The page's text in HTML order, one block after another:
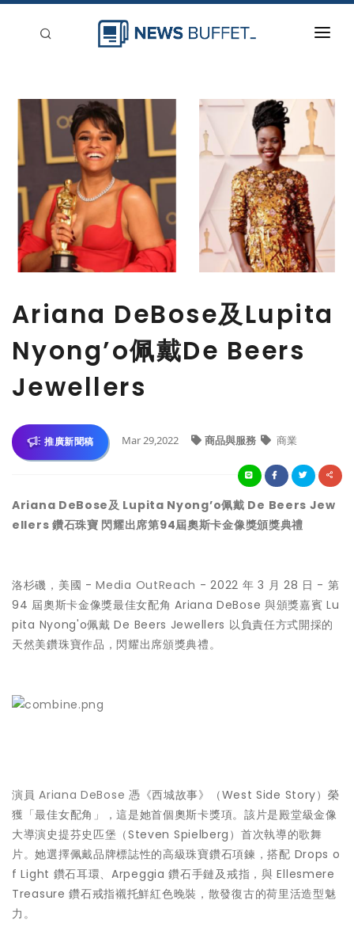
新聞稿分類
Ariana DeBose及Lupita
Nyong’o佩戴De Beers
Jewellers
推廣新聞稿 Mar 29,2022 商品與服務 商業
Ariana DeBose及 Lupita Nyong’o佩戴 De Beers Jew
ellers 鑽石珠寶 閃耀出席第94屆奧斯卡金像獎頒獎典禮
洛杉磯，美國 -Media OutReach - 2022 年 3 月 28 日 - 第
94 屆奧斯卡金像獎最佳女配角 Ariana DeBose 與頒獎嘉賓 Lu
pita Nyong'o佩戴 De Beers Jewellers 以負責任方式開採的
天然美鑽珠寶作品，閃耀出席頒獎典禮。
演員Ariana DeBose 憑《西城故事》（West Side Story）榮
獲「最佳女配角」，這是她首個奧斯卡獎項。該片是殿堂級金像
大導演史提芬史匹堡（Steven Spielberg）首次執導的歌舞
片。她選擇佩戴品牌標誌性的高級珠寶鑽石項鍊，搭配 Drops o
f Light 鑽石耳環、Arpeggia 鑽石手鏈及戒指，與 Ellesmere
Treasure 鑽石戒指襯托鮮紅色晚裝，散發復古的荷里活造型魅
力。